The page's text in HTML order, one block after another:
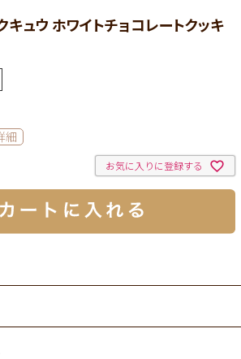
ュウ ホワイトチョコレートクッキ
細
お気に入りに登録する